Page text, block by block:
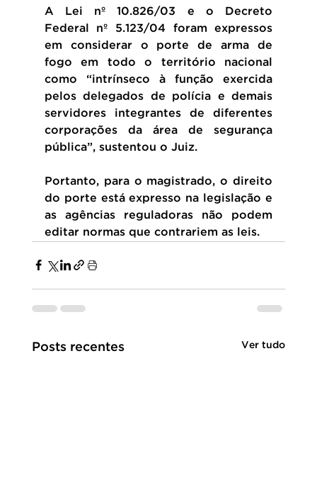
A Lei nº 10.826/03 e o Decreto
Federal nº 5.123/04 foram expressos
em considerar o porte de arma de
fogo em todo o território nacional
como “intrínseco à função exercida
pelos delegados de polícia e demais
servidores integrantes de diferentes
corporações da área de segurança
pública”, sustentou o Juiz.
Portanto, para o magistrado, o direito
do porte está expresso na legislação e
as agências reguladoras não podem
editar normas que contrariem as leis.
Posts recentes Ver tudo